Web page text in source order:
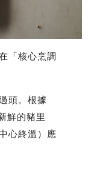
「核心烹調
頭。根據
鮮的豬里
心終溫）應